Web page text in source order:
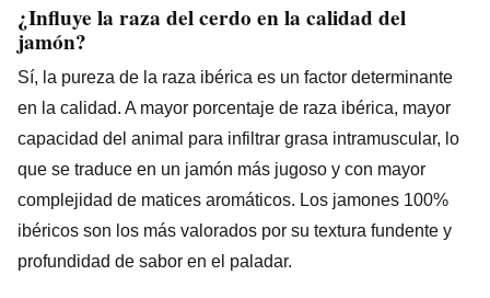
¿Influye la raza del cerdo en la calidad del
jamón?
Sí, la pureza de la raza ibérica es un factor determinante
en la calidad. A mayor porcentaje de raza ibérica, mayor
capacidad del animal para infiltrar grasa intramuscular, lo
que se traduce en un jamón más jugoso y con mayor
complejidad de matices aromáticos. Los jamones 100%
ibéricos son los más valorados por su textura fundente y
profundidad de sabor en el paladar.